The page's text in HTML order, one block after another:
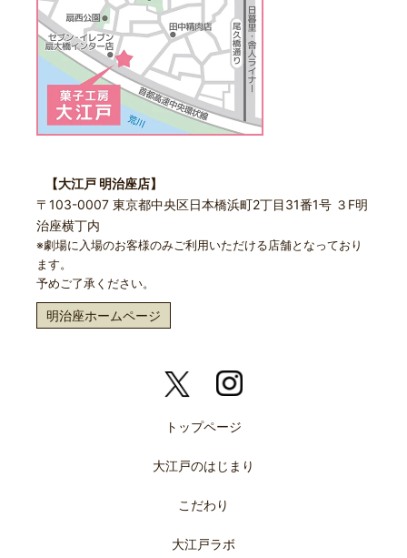
【大江戸 明治座店】
〒103-0007 東京都中央区日本橋浜町2丁目31番1号 ３F明
治座横丁内
※劇場に入場のお客様のみご利用いただける店舗となっており
ます。
予めご了承ください。
明治座ホームページ
トップページ
大江戸のはじまり
こだわり
大江戸ラボ